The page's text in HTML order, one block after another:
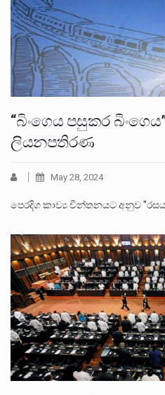
“බිංගෙය පසුකර
ලියනපතිරණ
May 28, 2024
පෙරදිග කාව්‍ය චින්තනයට අනුව